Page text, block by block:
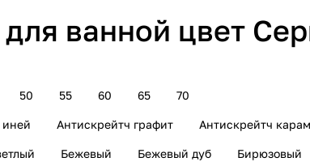
ванной цвет
50 55 60 65 70
иней Антискрейтч графит Антискрейтч
Бежевый Бежевый дуб Бирюзовый